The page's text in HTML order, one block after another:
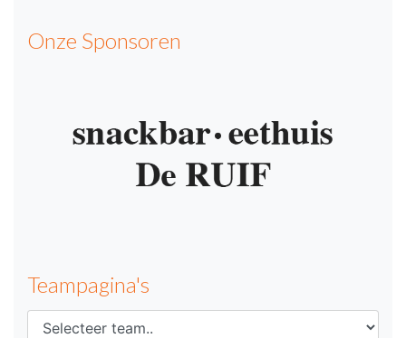
Onze Sponsoren
Teampagina's